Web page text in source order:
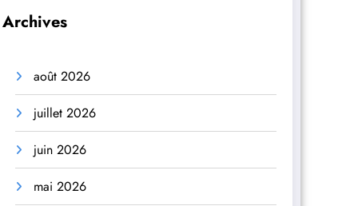
Archives
août 2026
juillet 2026
juin 2026
mai 2026